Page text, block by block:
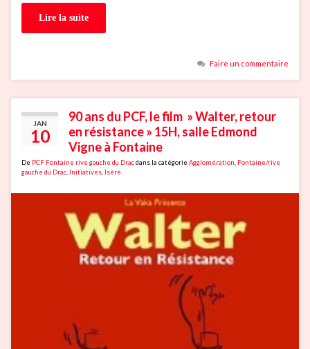
Lire la suite
Faire un commentaire
JAN
10
90 ans du PCF, le film » Walter, retour
en résistance » 15H, salle Edmond
Vigne à Fontaine
De PCF Fontaine rive gauche du Dracdans la catégorie Agglomération Fontaine/rive
gauche du Drac Initiatives Isère